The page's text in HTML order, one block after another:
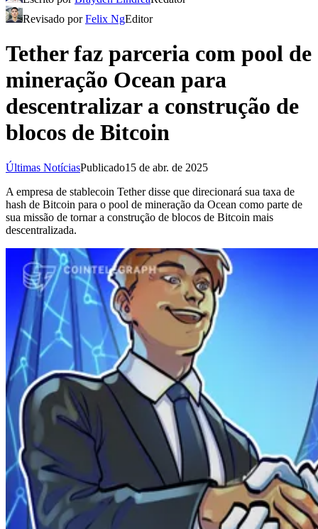
Revisado porFelix NgEditor
Tether faz parceria com pool de
mineração Ocean para
descentralizar a construção de
blocos de Bitcoin
Últimas NotíciasPublicado15 de abr. de 2025
A empresa de stablecoin Tether disse que direcionará sua taxa de
hash de Bitcoin para o pool de mineração da Ocean como parte de
sua missão de tornar a construção de blocos de Bitcoin mais
descentralizada.